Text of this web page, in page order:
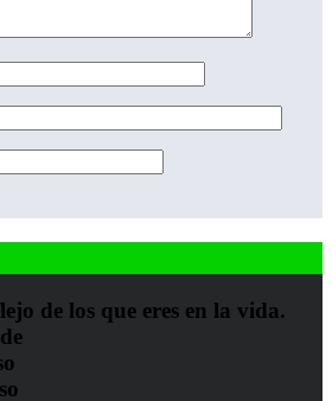
de los que eres en la vida.